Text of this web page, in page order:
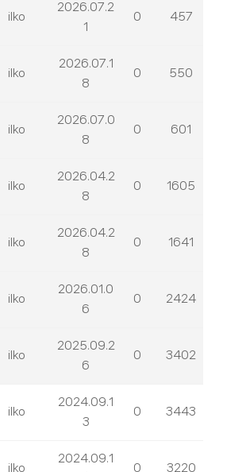
ilko
2026.07.2
1
0 457
ilko
2026.07.1
8
0 550
ilko
2026.07.0
8
0 601
ilko
2026.04.2
8
0 1605
ilko
2026.04.2
8
0 1641
ilko
2026.01.0
6
0 2424
ilko
2025.09.2
6
0 3402
ilko
2024.09.1
3
0 3443
ilko
2024.09.1
0 3220